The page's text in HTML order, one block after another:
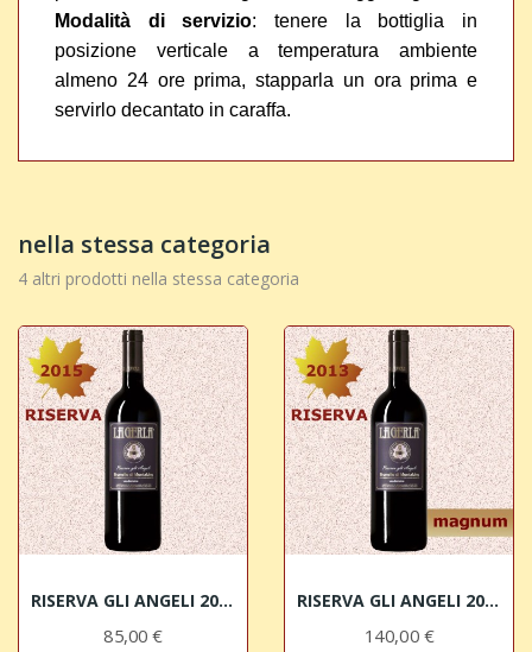
Modalità di servizio: tenere la bottiglia in
posizione verticale a temperatura ambiente
almeno 24 ore prima, stapparla un ora prima e
servirlo decantato in caraffa.
nella stessa categoria
4 altri prodotti nella stessa categoria
RISERVA GLI ANGELI 2015 Brunello di Montalcino...
85,00 €
RISERVA GLI ANGELI 2013 MAGNUM Brunello di...
140,00 €